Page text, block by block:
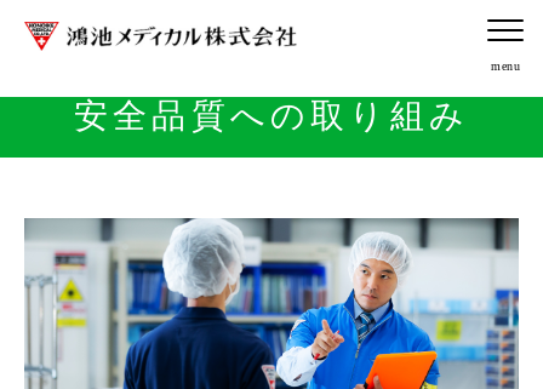
安全品質への取り組み